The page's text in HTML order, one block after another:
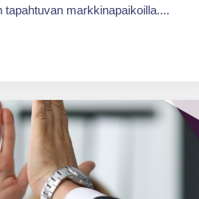
markkinapaikoilla....